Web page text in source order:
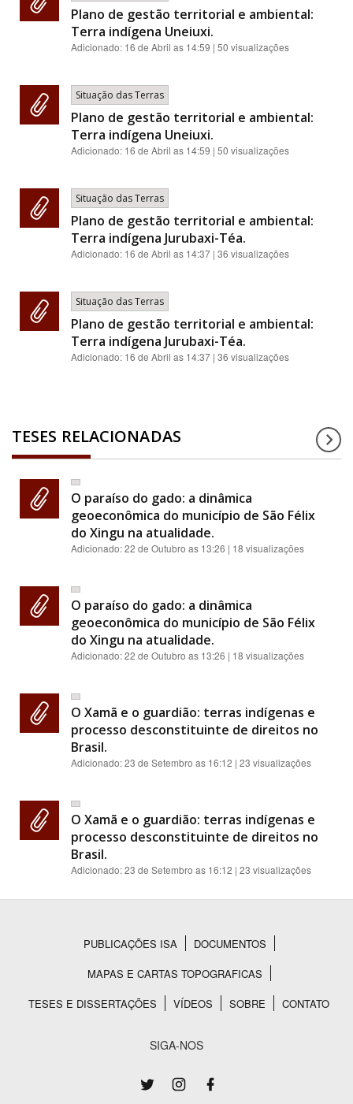
Plano de gestão territorial e ambiental:
Terra indígena Uneiuxi.
Adicionado: 16 de Abril as 14:59 | 50 visualizações
Situação das Terras
Plano de gestão territorial e ambiental:
Terra indígena Uneiuxi.
Adicionado: 16 de Abril as 14:59 | 50 visualizações
Situação das Terras
Plano de gestão territorial e ambiental:
Terra indígena Jurubaxi-Téa.
Adicionado: 16 de Abril as 14:37 | 36 visualizações
Situação das Terras
Plano de gestão territorial e ambiental:
Terra indígena Jurubaxi-Téa.
Adicionado: 16 de Abril as 14:37 | 36 visualizações
TESES RELACIONADAS
O paraíso do gado: a dinâmica
geoeconômica do município de São Félix
do Xingu na atualidade.
Adicionado:22 de Outubro as 13:26 | 18 visualizações
O paraíso do gado: a dinâmica
geoeconômica do município de São Félix
do Xingu na atualidade.
Adicionado:22 de Outubro as 13:26 | 18 visualizações
O Xamã e o guardião: terras indígenas e
processo desconstituinte de direitos no
Brasil.
Adicionado:23 de Setembro as 16:12 | 23 visualizações
O Xamã e o guardião: terras indígenas e
processo desconstituinte de direitos no
Brasil.
Adicionado:23 de Setembro as 16:12 | 23 visualizações
Rodapé
PUBLICAÇÕES ISA
DOCUMENTOS
MAPAS E CARTAS TOPOGRAFICAS
TESES E DISSERTAÇÕES
VÍDEOS SOBRE CONTATO
SIGA-NOS